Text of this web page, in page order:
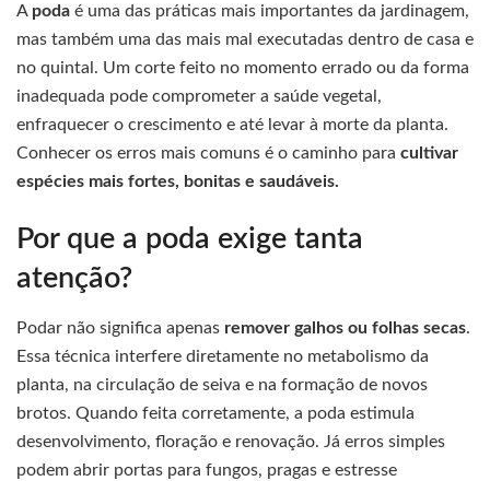
A poda é uma das práticas mais importantes da jardinagem,
mas também uma das mais mal executadas dentro de casa e
no quintal. Um corte feito no momento errado ou da forma
inadequada pode comprometer a saúde vegetal,
enfraquecer o crescimento e até levar à morte da planta.
Conhecer os erros mais comuns é o caminho para cultivar
espécies mais fortes, bonitas e saudáveis.
Por que a poda exige tanta
atenção?
Podar não significa apenas remover galhos ou folhas secas.
Essa técnica interfere diretamente no metabolismo da
planta, na circulação de seiva e na formação de novos
brotos. Quando feita corretamente, a poda estimula
desenvolvimento, floração e renovação. Já erros simples
podem abrir portas para fungos, pragas e estresse